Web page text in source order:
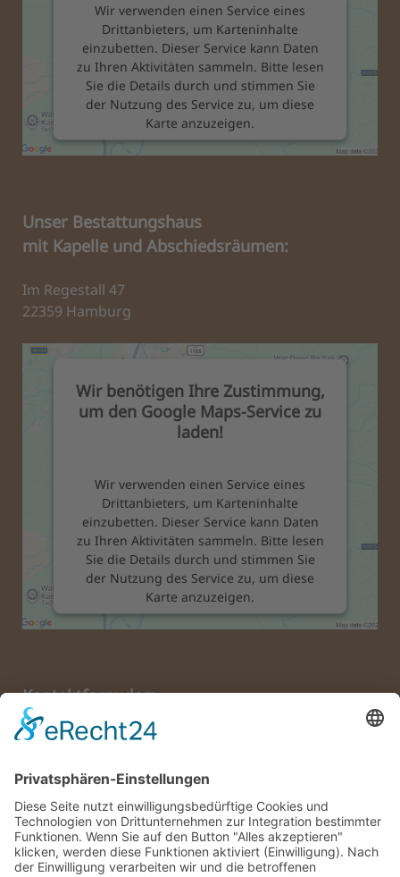
Wir verwenden einen Service eines
Drittanbieters, um Karteninhalte
einzubetten. Dieser Service kann Daten
zu Ihren Aktivitäten sammeln. Bitte lesen
Sie die Details durch und stimmen Sie
der Nutzung des Service zu, um diese
Karte anzuzeigen.
Akzeptieren
powered byUsercentrics Consent
Unser Bestattungshaus
mit Kapelle und Abschiedsräumen:
Im Regestall 47
22359 Hamburg
Wir benötigen Ihre Zustimmung,
um den Google Maps-Service zu
laden!
Wir verwenden einen Service eines
Drittanbieters, um Karteninhalte
einzubetten. Dieser Service kann Daten
zu Ihren Aktivitäten sammeln. Bitte lesen
Sie die Details durch und stimmen Sie
der Nutzung des Service zu, um diese
Karte anzuzeigen.
Akzeptieren
powered by
Kontaktformular:
Name:*
Email:
Nachricht:*